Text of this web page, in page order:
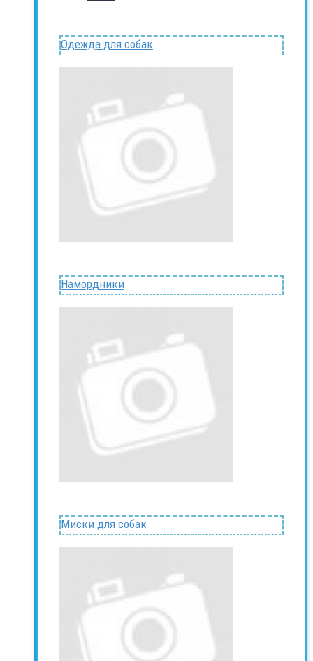
Одежда для собак
Намордники
Миски для собак